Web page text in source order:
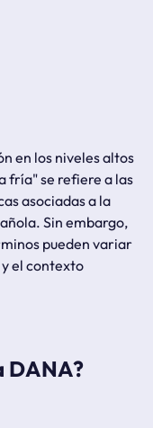
en los niveles altos
fría" se refiere a las
asociadas a la
Sin embargo,
pueden variar
el contexto
DANA?